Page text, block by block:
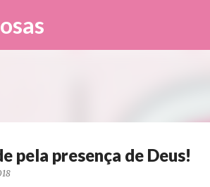
pela presença de Deus!